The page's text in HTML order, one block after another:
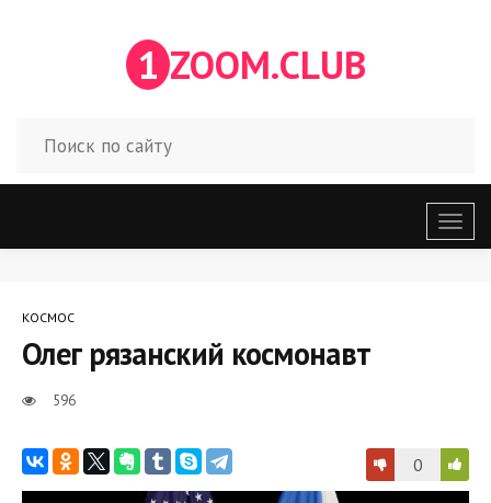
1 ZOOM.CLUB
меню
КОСМОС
Олег рязанский космонавт
596
0